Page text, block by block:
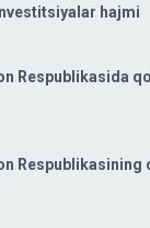
hajmi
Respublikasida
Respublikasining